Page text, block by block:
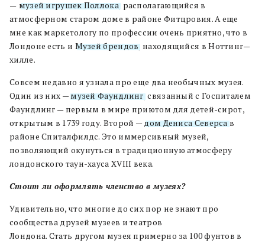
— музей игрушек Поллока, располагающийся в
атмосферном старом доме в районе Фитцровия.А еще
мне как маркетологу по профессии очень приятно,что в
Лондоне есть и Музей брендов, находящийся в Ноттинг—
хилле.
Совсем недавно я узнала про еще два необычных музея.
Один из них —музей Фаундлинг, связанный с Госпиталем
Фаундлинг — первым в мире приютом для детей-сирот,
открытым в 1739 году. Второй —дом Дениса Северсав
районе Спиталфилдс. Это иммерсивный музей,
позволяющий окунуться в традиционную атмосферу
лондонского таун-хауса XVIII века.
Стоит ли оформлять членство в музеях?
Удивительно, что многие до сих пор не знают про
сообщества друзей музеев и театров
Лондона. Стать другом музея примерно за 100фунтов в